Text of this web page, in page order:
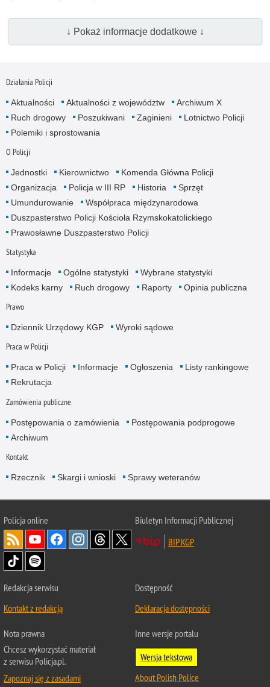
↓ Pokaż informacje dodatkowe ↓
Działania Policji
Aktualności Aktualności z województw
Archiwum X
Ruch drogowy
Poszukiwani Zaginieni
Lotnictwo Policji
Polemiki i sprostowania
O Policji
Jednostki Kierownictwo
Komenda Główna Policji
Organizacja
Policja w III RP Historia
Sprzęt
Umundurowanie
Współpraca międzynarodowa
Duszpasterstwo Policji Kościoła Rzymskokatolickiego
Prawosławne Duszpasterstwo Policji
Statystyka
Informacje Ogólne statystyki
Wybrane statystyki
Kodeks karny
Ruch drogowy Raporty Opinia publiczna
Prawo
Dziennik Urzędowy KGP Wyroki sądowe
Praca w Policji
Praca w Policji Informacje Ogłoszenia
Listy rankingowe
Rekrutacja
Zamówienia publiczne
Postępowania o zamówienia
Postępowania podprogowe
Archiwum
Kontakt
Rzecznik Skargi i wnioski Sprawy weteranów
Policjaonline
Biuletyn Informacji Publicznej
BIP KGP
Redakcja serwisu
Kontakt z redakcją
Dostępność
Deklaracja dostępności
Nota prawna
Chcesz wykorzystać materiał
z serwisu Policja.pl.
Zapoznaj się z zasadami
Inne wersje portalu
Wersja tekstowa
About Polish Police